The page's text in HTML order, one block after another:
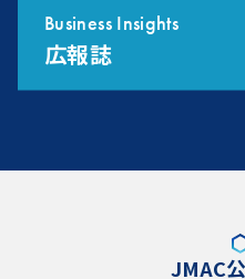
Business Insights
広報誌
JMAC